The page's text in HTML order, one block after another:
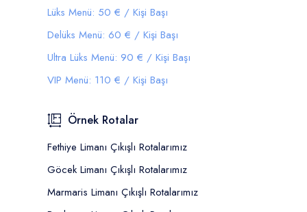
Lüks Menü: 50 € / Kişi Başı
Delüks Menü: 60 € / Kişi Başı
Ultra Lüks Menü: 90 € / Kişi Başı
VIP Menü: 110 € / Kişi Başı
Örnek Rotalar
Fethiye Limanı Çıkışlı Rotalarımız
Göcek Limanı Çıkışlı Rotalarımız
Marmaris Limanı Çıkışlı Rotalarımız